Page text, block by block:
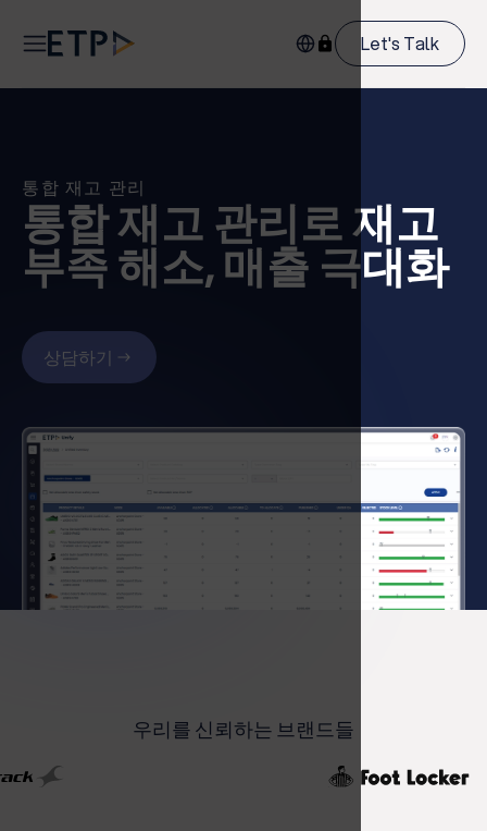
Let's Talk
통합 재고 관리
통합 재고 관리로 재고
부족 해소, 매출 극대화
상담하기
우리를 신뢰하는 브랜드들